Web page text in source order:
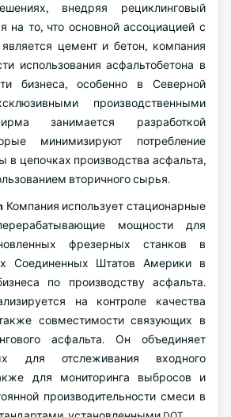
внедряя рециклинговый
на то, что основной ассоциацией с
является цемент и бетон, компания
использования асфальтобетона в
бизнеса, особенно в Северной
производственными
занимается разработкой
минимизируют потребление
в цепочках производства асфальта,
вторичного сырья.
Компания использует стационарные
мощности для
фрезерных станков в
Соединенных Штатов Америки в
по производству асфальта.
на контроле качества
совместимости связующих в
асфальта. Он объединяет
для отслеживания входного
для мониторинга выбросов и
производительности смеси в